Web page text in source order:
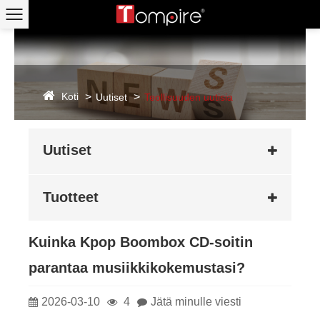
Koti Uutiset Teollisuuden uutisia
Uutiset
Tuotteet
Kuinka Kpop Boombox CD-soitin
parantaa musiikkikokemustasi?
2026-03-10 4 Jätä minulle viesti